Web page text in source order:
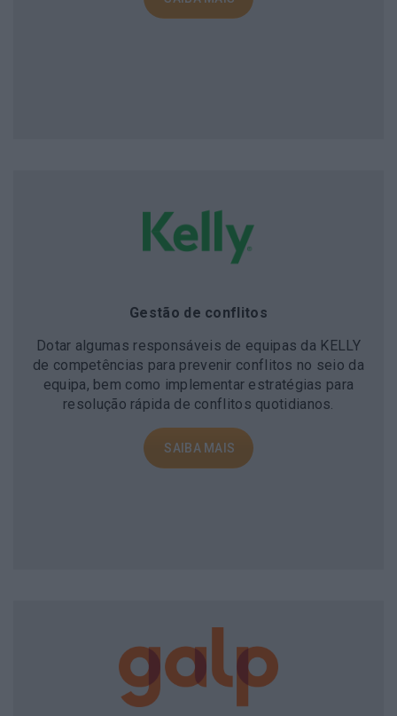
Gestão de conflitos
Dotar algumas responsáveis de equipas da KELLY
de competências para prevenir conflitos no seio da
equipa, bem como implementar estratégias para
resolução rápida de conflitos quotidianos.